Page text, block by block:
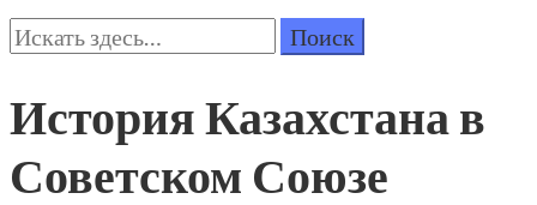
Поиск:
История Казахстана в
Советском Союзе